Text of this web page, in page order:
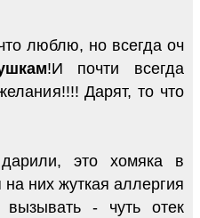
люблю, но всегда оч
!И почти всегда
Дарят, то что
это хомяка в
них жуткая аллергия
- чуть отек